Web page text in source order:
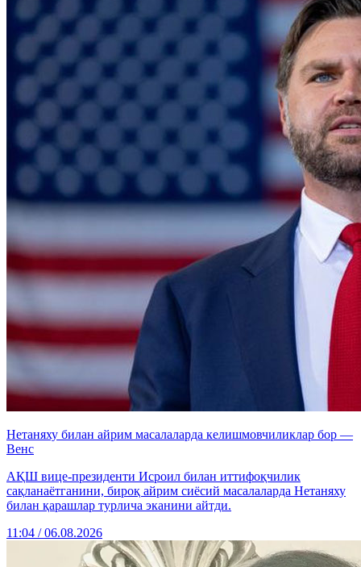
Нетаняху билан айрим масалаларда келишмовчиликлар бор —
Венс
АҚШ вице-президенти Исроил билан иттифоқчилик
сақланаётганини, бироқ айрим сиёсий масалаларда Нетаняху
билан қарашлар турлича эканини айтди.
11:04 / 06.08.2026